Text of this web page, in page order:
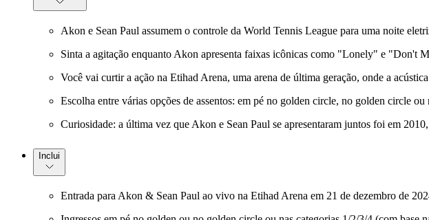
Akon e Sean Paul assumem o controle da World Tennis League para uma noite
Sinta a agitação enquanto Akon apresenta faixas icônicas como "Lonely" e "Don't
Você vai curtir a ação na Etihad Arena, uma arena de última geração, onde a
Escolha entre várias opções de assentos: em pé no golden circle, no golden circle
Curiosidade: a última vez que Akon e Sean Paul se apresentaram juntos foi em
Inclui
Entrada para Akon & Sean Paul ao vivo na Etihad Arena em 21 de dezembro de